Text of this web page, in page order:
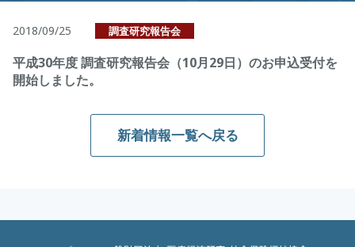
2018/09/25 調査研究報告会
平成30年度 調査研究報告会（10月29日）のお申込受付を
開始しました。
新着情報一覧へ戻る